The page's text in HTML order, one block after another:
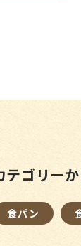
テゴリー
食パン